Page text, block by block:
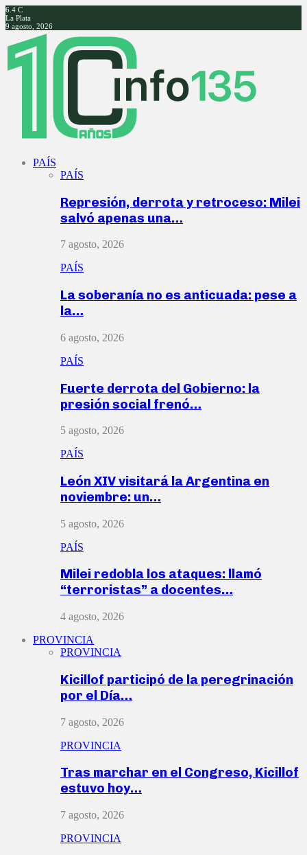
6.4 C
La Plata
9 agosto, 2026
Facebook
Twitter
Instagram
Youtube
PAÍS
PAÍS
Represión, derrota y retroceso: Milei
salvó apenas una…
7 agosto, 2026
PAÍS
La soberanía no es anticuada: pese a
la…
6 agosto, 2026
PAÍS
Fuerte derrota del Gobierno: la
presión social frenó…
5 agosto, 2026
PAÍS
León XIV visitará la Argentina en
noviembre: un…
5 agosto, 2026
PAÍS
Milei redobla los ataques: llamó
“terroristas” a docentes…
4 agosto, 2026
PROVINCIA
PROVINCIA
Kicillof participó de la peregrinación
por el Día…
7 agosto, 2026
PROVINCIA
Tras marchar en el Congreso, Kicillof
estuvo hoy…
7 agosto, 2026
PROVINCIA